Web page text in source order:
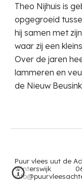
Theo Nijhuis is
opgegroeid
hij samen met
waar zij een
Over de jaren
lammeren en
de Nieuw
Puur vlees uut
Winterswijk